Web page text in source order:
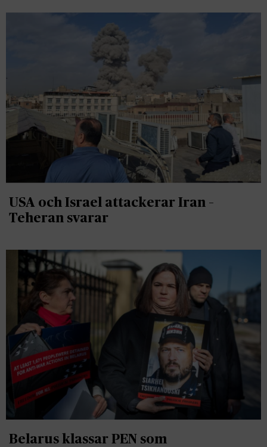
USA och Israel attackerar Iran –
Teheran svarar
Belarus klassar PEN som